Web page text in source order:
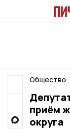
Общество
приём
округа